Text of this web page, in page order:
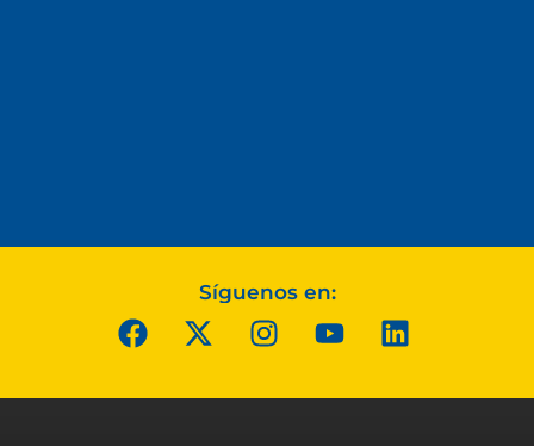
Síguenos en: